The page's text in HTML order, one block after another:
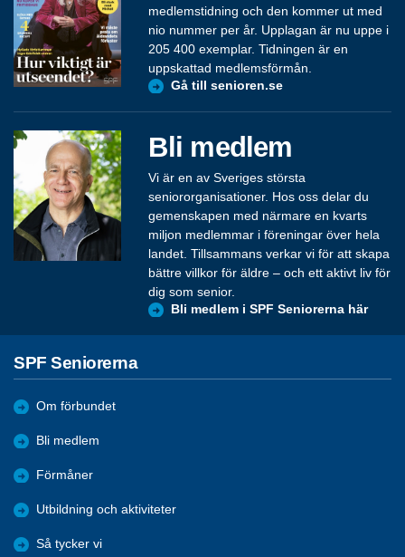
medlemstidning och den kommer ut med
nio nummer per år. Upplagan är nu uppe i
205 400 exemplar. Tidningen är en
uppskattad medlemsförmån.
Gå till senioren.se
Bli medlem
Vi är en av Sveriges största
seniororganisationer. Hos oss delar du
gemenskapen med närmare en kvarts
miljon medlemmar i föreningar över hela
landet. Tillsammans verkar vi för att skapa
bättre villkor för äldre – och ett aktivt liv för
dig som senior.
Bli medlem i SPF Seniorerna här
SPF Seniorerna
Om förbundet
Bli medlem
Förmåner
Utbildning och aktiviteter
Så tycker vi